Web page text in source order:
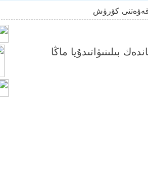
كۆرۈش
بىلىنىۋاتىدۇيا ماڭا